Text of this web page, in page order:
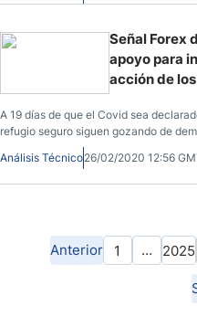
Señal Forex
apoyo para
acción de
A 19 días de que el Covid sea
refugio seguro siguen gozando de
Análisis Técnico26/02/2020 12:56
Anterior 1 … 2025